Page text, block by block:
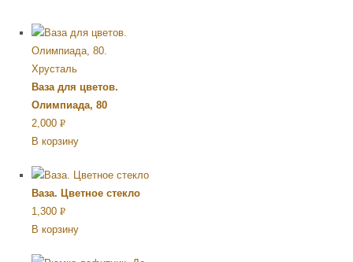
Ваза для цветов.
Олимпиада, 80
2,000 Р
УБ.
В корзину
Ваза. Цветное стекло
1,300 Р
УБ.
В корзину